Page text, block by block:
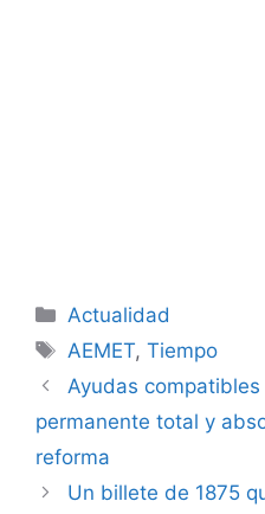
Categorías
Actualidad
Etiquetas
AEMET,Tiempo
Ayudas
permanente total y
reforma
Un billete de 1875